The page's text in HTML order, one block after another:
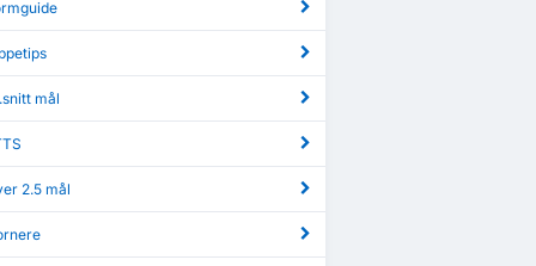
mål
2.5 mål